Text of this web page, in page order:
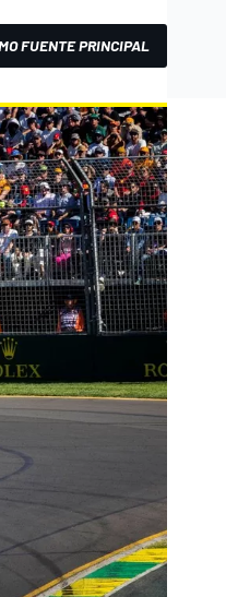
FUENTE PRINCIPAL